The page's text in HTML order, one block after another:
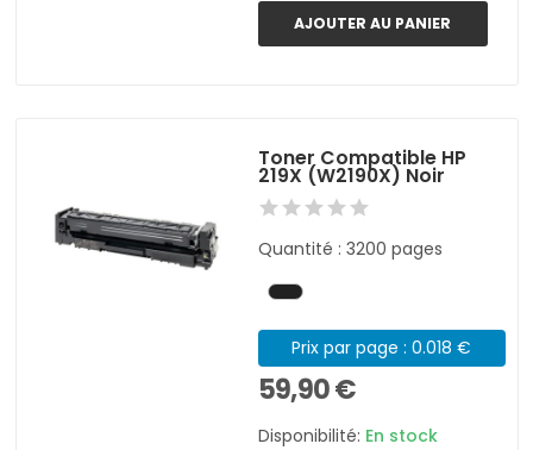
AJOUTER AU PANIER
Toner Compatible HP
219X (W2190X) Noir
Quantité : 3200 pages
Prix par page : 0.018 €
59,90 €
Disponibilité: En stock